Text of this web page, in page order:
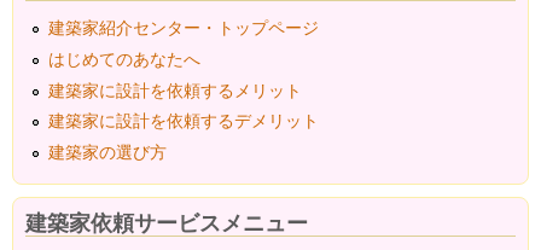
建築家紹介センター・トップページ
はじめてのあなたへ
建築家に設計を依頼するメリット
建築家に設計を依頼するデメリット
建築家の選び方
建築家依頼サービスメニュー